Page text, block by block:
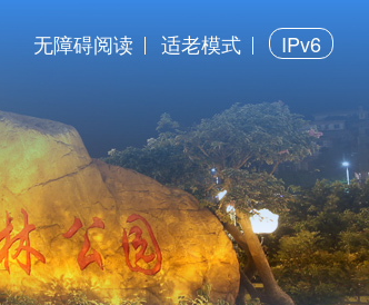
无障碍阅读 适老模式 IPv6